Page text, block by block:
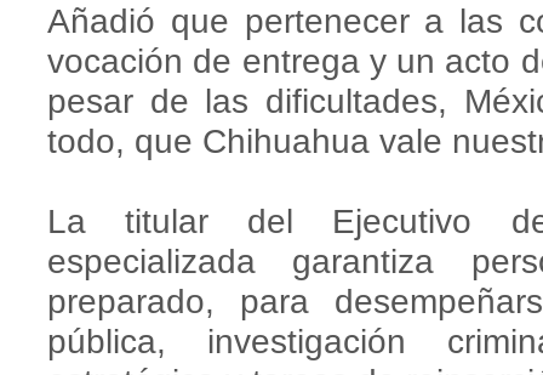
Añadió que pertenecer a las
vocación de entrega y un acto
pesar de las dificultades,
todo, que Chihuahua vale
La titular del Ejecutivo
especializada garantiza
preparado, para
pública, investigación